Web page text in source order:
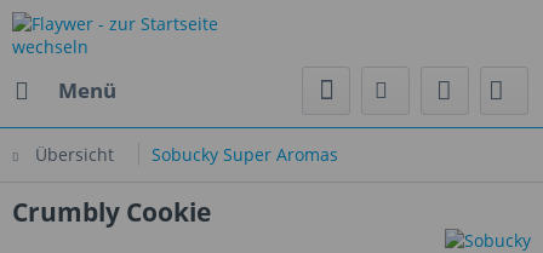
Menü
Übersicht Sobucky Super Aromas
Crumbly Cookie